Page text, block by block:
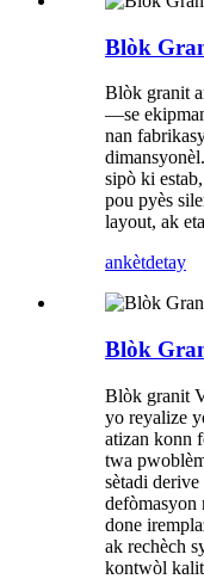
Blòk
Blòk granit
—se
nan
sipò ki
pou pyès
layout, ak
ankètdetay
Blòk
Blòk granit
yo reyalize
atizan konn
twa
sètadi
defòmasyon
done
ak rechèch
kontwòl